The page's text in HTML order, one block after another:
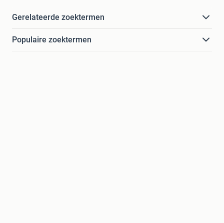
Gerelateerde zoektermen
Populaire zoektermen